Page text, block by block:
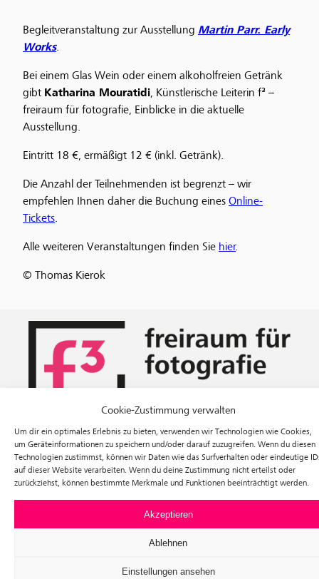
Cookie-Zustimmung verwalten
Um dir ein optimales Erlebnis zu bieten, verwenden wir Technologien wie Cookies,
um Geräteinformationen zu speichern und/oder darauf zuzugreifen. Wenn du diesen
Technologien zustimmst, können wir Daten wie das Surfverhalten oder eindeutige
auf dieser Website verarbeiten. Wenn du deine Zustimmung nicht erteilst oder
zurückziehst, können bestimmte Merkmale und Funktionen beeinträchtigt werden.
Akzeptieren
Ablehnen
Einstellungen ansehen
Begleitveranstaltung zur Ausstellung Martin Parr. Early
Works.
Bei einem Glas Wein oder einem alkoholfreien Getränk
gibt Katharina Mouratidi, Künstlerische Leiterin f³ –
freiraum für fotografie, Einblicke in die aktuelle
Ausstellung.
Eintritt 18 €, ermäßigt 12 € (inkl. Getränk).
Die Anzahl der Teilnehmenden ist begrenzt – wir
empfehlen Ihnen daher die Buchung eines Online-
Tickets.
Alle weiteren Veranstaltungen finden Sie hier.
© Thomas Kierok
Ausstellungen
Veranstaltungen
Besuch
Tickets